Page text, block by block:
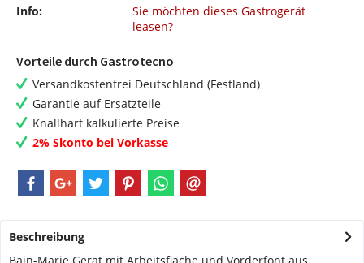
Info:
Sie möchten dieses Gastrogerät
leasen?
Vorteile durch Gastrotecno
Versandkostenfrei Deutschland (Festland)
Garantie auf Ersatzteile
Knallhart kalkulierte Preise
2% Skonto bei Vorkasse
Beschreibung